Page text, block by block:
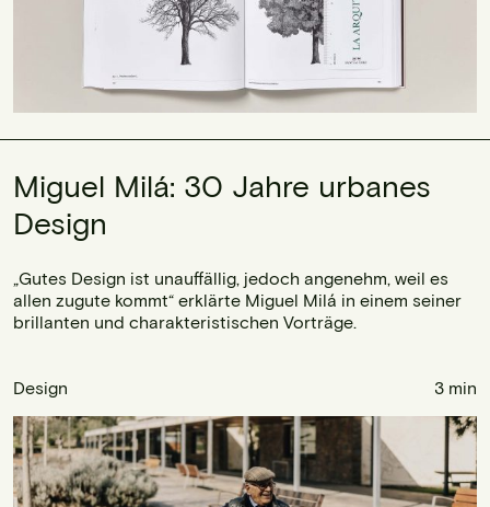
Miguel Milá: 30 Jahre urbanes
Design
„Gutes Design ist unauffällig, jedoch angenehm, weil es
allen zugute kommt“ erklärte Miguel Milá in einem seiner
brillanten und charakteristischen Vorträge.
Design 3 min